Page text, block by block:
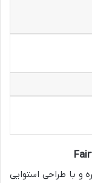
داره و با طراحی استوایی